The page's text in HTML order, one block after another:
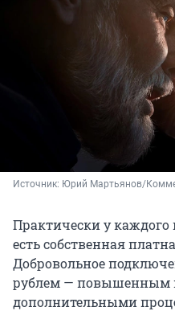
Источник: Юрий Мартьянов/
Практически у каждого
есть собственная
Добровольное
рублем — повышенным
дополнительными